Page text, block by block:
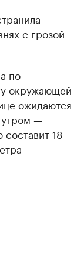
с грозой
по
окружающей
ожидаются
утром —
18-